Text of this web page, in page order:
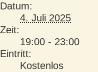
Datum:
4. Juli 2025
Zeit:
19:00 - 23:00
Eintritt:
Kostenlos